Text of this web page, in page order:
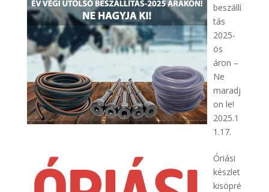
beszállí
tás
2025-
ös
áron –
Ne
maradj
on le!
2025.1
1.17.
Óriási
készlet
kisöpré